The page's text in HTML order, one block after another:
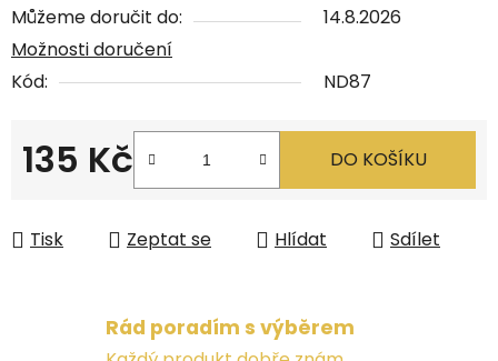
Můžeme doručit do:
14.8.2026
Možnosti doručení
Kód:
ND87
135 Kč DO KOŠÍKU
Tisk Zeptat se Hlídat Sdílet
Rád poradím s výběrem